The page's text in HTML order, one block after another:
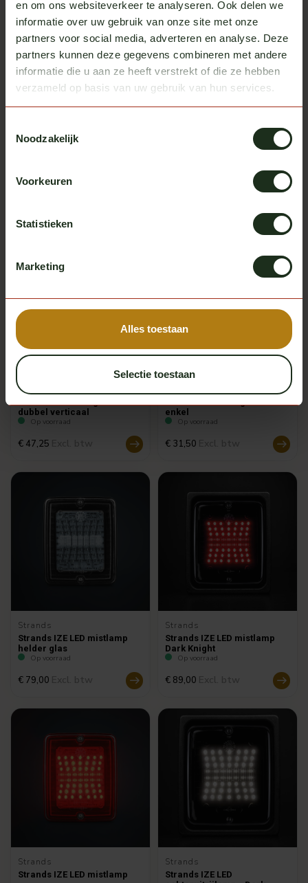
en om ons websiteverkeer te analyseren. Ook delen we
informatie over uw gebruik van onze site met onze
partners voor social media, adverteren en analyse. Deze
partners kunnen deze gegevens combineren met andere
informatie die u aan ze heeft verstrekt of die ze hebben
verzameld op basis van uw gebruik van hun services.
Noodzakelijk
Voorkeuren
Statistieken
Marketing
Alles toestaan
Selectie toestaan
Op voorraad
Omnius
dubbel verticaal
Op voorraad
€ 47,25
enkel
Op voorraad
€ 31,50
Strands
Strands IZE LED mistlamp
helder glas
Op voorraad
€ 79,00
Strands
Strands IZE LED mistlamp
Dark Knight
Op voorraad
€ 89,00
Strands
Strands IZE LED mistlamp
Strands
Strands IZE LED